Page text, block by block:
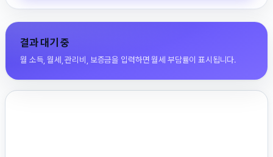
결과 대기 중
월 소득, 월세, 관리비, 보증금을 입력하면 월세 부담률이 표시됩니다.